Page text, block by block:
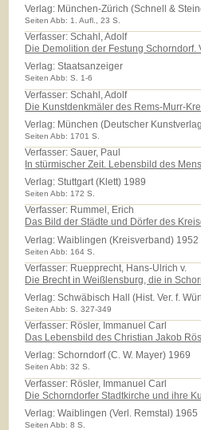
Verlag: München-Zürich (Schnell &
Seiten Abb: 1. Aufl., 23 S.
Verfasser: Schahl, Adolf
Die Demolition der Festung Schorndorf.
Verlag:Staatsanzeiger
Seiten Abb: S. 1-6
Verfasser: Schahl, Adolf
Die Kunstdenkmäler des Rems-Murr-
Verlag: München (Deutscher
Seiten Abb: 1701 S.
Verfasser: Sauer, Paul
In stürmischer Zeit. Lebensbild des
Verlag:Stuttgart (Klett) 1989
Seiten Abb: 172 S.
Verfasser: Rummel, Erich
Das Bild der Städte und Dörfer des
Verlag:Waiblingen (Kreisverband) 1952
Seiten Abb: 164 S.
Verfasser: Ruepprecht, Hans-Ulrich v.
Die Brecht in Weißlensburg, die in
Verlag:Schwäbisch Hall (Hist. Ver. f.
Seiten Abb: S. 327-349
Verfasser: Rösler, Immanuel Carl
Das Lebensbild des Christian Jakob
Verlag:Schorndorf (C. W. Mayer) 1969
Seiten Abb: 32 S.
Verfasser: Rösler, Immanuel Carl
Die Schorndorfer Stadtkirche und ihre
Verlag:Waiblingen (Verl. Remstal) 1965
Seiten Abb: 8 S.